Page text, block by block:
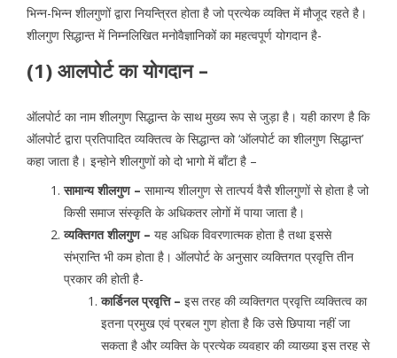
भिन्न-भिन्न शीलगुणों द्वारा नियन्त्रित होता है जो प्रत्येक व्यक्ति में मौजूद रहते है।
शीलगुण सिद्धान्त में निम्नलिखित मनोवैज्ञानिकों का महत्वपूर्ण योगदान है-
(1) आलपोर्ट का योगदान –
ऑलपोर्ट का नाम शीलगुण सिद्धान्त के साथ मुख्य रूप से जुड़ा है। यही कारण है कि
ऑलपोर्ट द्वारा प्रतिपादित व्यक्तित्व के सिद्धान्त को ‘ऑलपोर्ट का शीलगुण सिद्धान्त’
कहा जाता है। इन्होने शीलगुणों को दो भागो में बाँटा है –
सामान्य शीलगुण – सामान्य शीलगुण से तात्पर्य वैसै शीलगुणों से होता है जो
किसी समाज संस्कृति के अधिकतर लोगों में पाया जाता है।
व्यक्तिगत शीलगुण – यह अधिक विवरणात्मक होता है तथा इससे
संभ्रान्ति भी कम होता है। ऑलपोर्ट के अनुसार व्यक्तिगत प्रवृत्ति तीन
प्रकार की होती है-
कार्डिनल प्रवृत्ति – इस तरह की व्यक्तिगत प्रवृत्ति व्यक्तित्व का
इतना प्रमुख एवं प्रबल गुण होता है कि उसे छिपाया नहीं जा
सकता है और व्यक्ति के प्रत्येक व्यवहार की व्याख्या इस तरह से